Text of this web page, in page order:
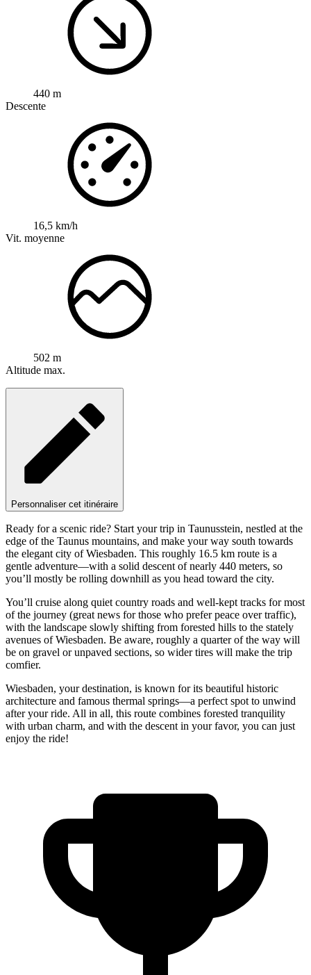
440 m
Descente
16,5 km/h
Vit. moyenne
502 m
Altitude max.
Personnaliser cet itinéraire
Ready for a scenic ride? Start your trip in Taunusstein, nestled at the
edge of the Taunus mountains, and make your way south towards
the elegant city of Wiesbaden. This roughly 16.5 km route is a
gentle adventure—with a solid descent of nearly 440 meters, so
you’ll mostly be rolling downhill as you head toward the city.
You’ll cruise along quiet country roads and well-kept tracks for most
of the journey (great news for those who prefer peace over traffic),
with the landscape slowly shifting from forested hills to the stately
avenues of Wiesbaden. Be aware, roughly a quarter of the way will
be on gravel or unpaved sections, so wider tires will make the trip
comfier.
Wiesbaden, your destination, is known for its beautiful historic
architecture and famous thermal springs—a perfect spot to unwind
after your ride. All in all, this route combines forested tranquility
with urban charm, and with the descent in your favor, you can just
enjoy the ride!